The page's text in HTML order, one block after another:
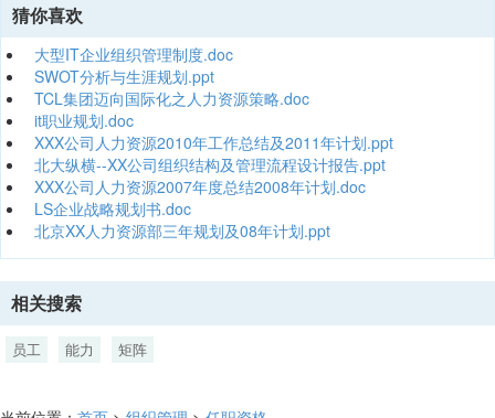
猜你喜欢
大型IT企业组织管理制度.doc
SWOT分析与生涯规划.ppt
TCL集团迈向国际化之人力资源策略.doc
it职业规划.doc
XXX公司人力资源2010年工作总结及2011年计划.ppt
北大纵横--XX公司组织结构及管理流程设计报告.ppt
XXX公司人力资源2007年度总结2008年计划.doc
LS企业战略规划书.doc
北京XX人力资源部三年规划及08年计划.ppt
相关搜索
员工 能力 矩阵